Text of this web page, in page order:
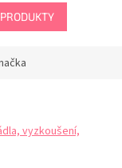
vyzkoušení,